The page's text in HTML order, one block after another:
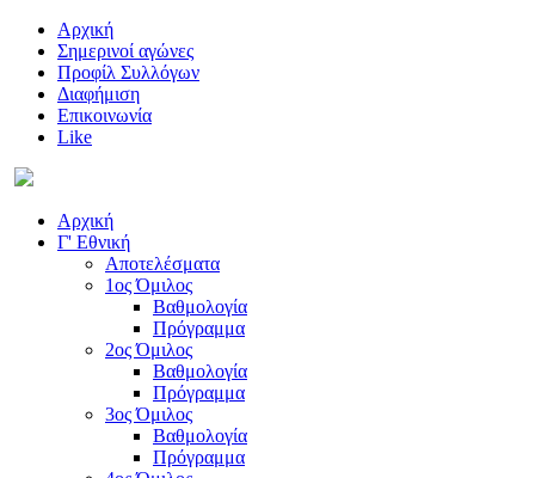
Αρχική
Σημερινοί αγώνες
Προφίλ Συλλόγων
Διαφήμιση
Επικοινωνία
Like
Αρχική
Γ' Εθνική
Αποτελέσματα
1ος Όμιλος
Βαθμολογία
Πρόγραμμα
2ος Όμιλος
Βαθμολογία
Πρόγραμμα
3ος Όμιλος
Βαθμολογία
Πρόγραμμα